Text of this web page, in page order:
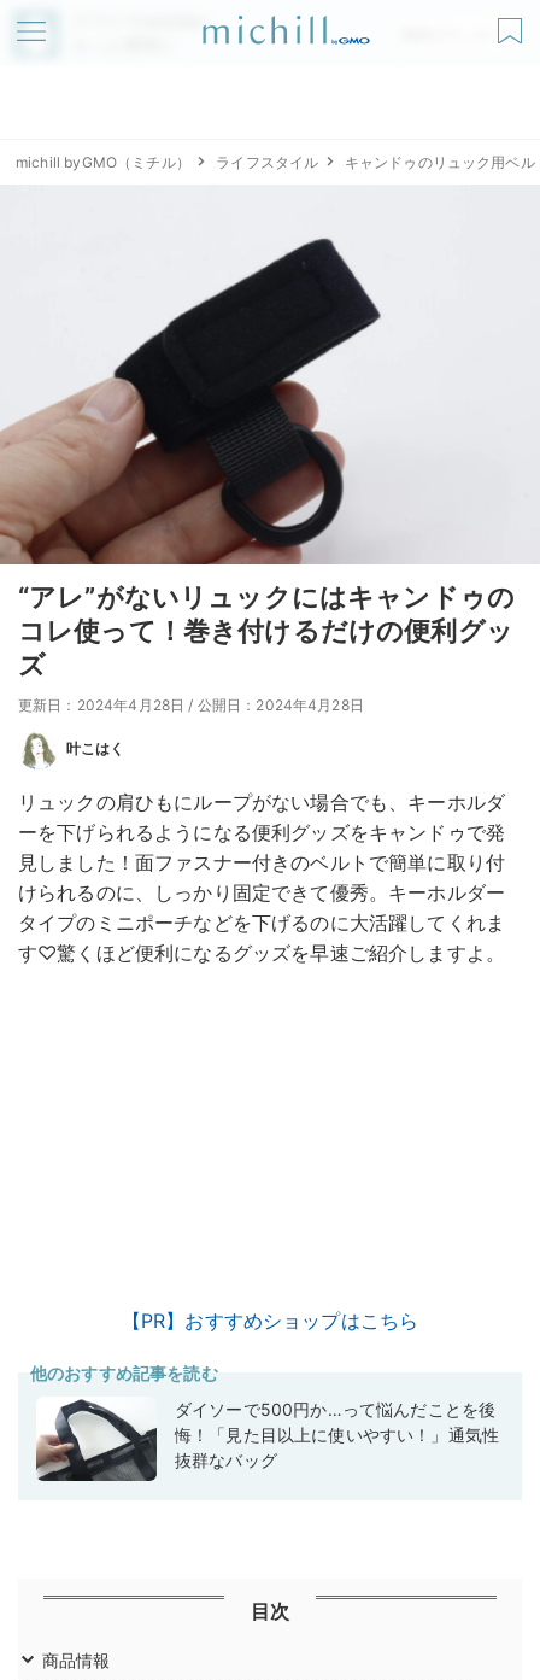
アプリでmichillが
無料ダウンロード
michill byGMO（ミチル） ライフスタイル キャンドゥのリュック用ベル
“アレ”がないリュックにはキャンドゥの
コレ使って！巻き付けるだけの便利グッ
ズ
更新日：2024年4月28日 / 公開日：2024年4月28日
叶こはく
リュックの肩ひもにループがない場合でも、キーホルダ
ーを下げられるようになる便利グッズをキャンドゥで発
見しました！面ファスナー付きのベルトで簡単に取り付
けられるのに、しっかり固定できて優秀。キーホルダー
タイプのミニポーチなどを下げるのに大活躍してくれま
す♡驚くほど便利になるグッズを早速ご紹介しますよ。
【PR】おすすめショップはこちら
他のおすすめ記事を読む
ダイソーで500円か…って悩んだことを後
悔！「見た目以上に使いやすい！」通気性
抜群なバッグ
目次
商品情報